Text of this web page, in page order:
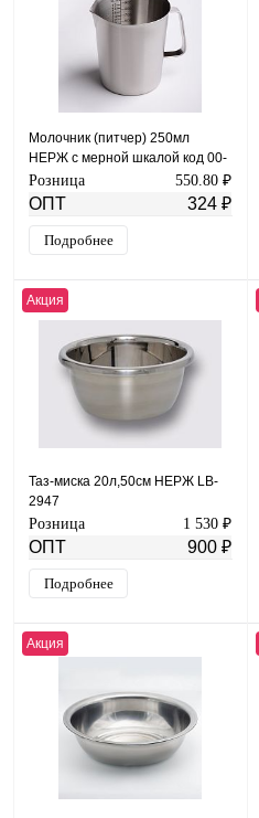
Молочник (питчер) 250мл
НЕРЖ с мерной шкалой код 00-
00003409
Розница 550.80 ₽
ОПТ 324 ₽
Подробнее
Акция
Таз-миска 20л,50см НЕРЖ LB-
2947
Розница 1 530 ₽
ОПТ 900 ₽
Подробнее
Акция